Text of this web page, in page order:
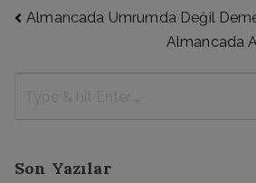
Almancada Umrumda Değil
Almancada
Son Yazılar